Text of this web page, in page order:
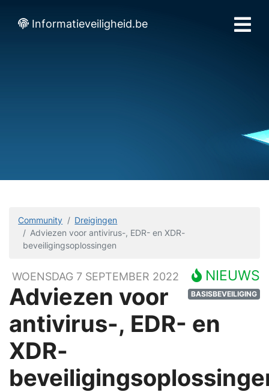
Informatieveiligheid.be
Community
Dreigingen
Adviezen voor antivirus-, EDR- en XDR-
beveiligingsoplossingen
NIEUWS
BASISBEVEILIGING
WOENSDAG 7 SEPTEMBER 2022
Adviezen voor
antivirus-, EDR- en
XDR-